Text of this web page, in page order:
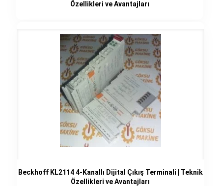
Özellikleri ve Avantajları
Beckhoff KL2114 4-Kanallı Dijital Çıkış Terminali | Teknik
Özellikleri ve Avantajları